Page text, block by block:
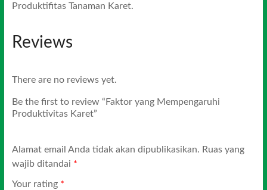
Produktifitas Tanaman Karet.
Reviews
There are no reviews yet.
Be the first to review “Faktor yang Mempengaruhi
Produktivitas Karet”
Alamat email Anda tidak akan dipublikasikan. Ruas yang
wajib ditandai *
Your rating *